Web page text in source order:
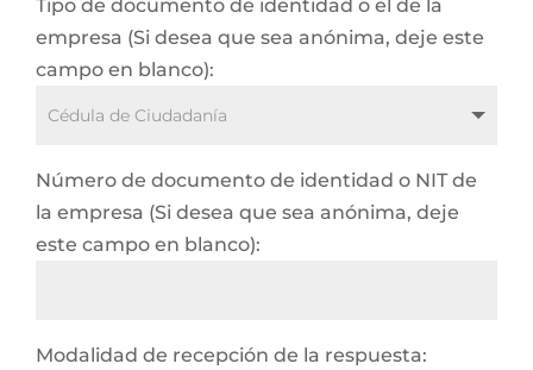
Tipo de documento de identidad o el de la
empresa (Si desea que sea anónima, deje este
campo en blanco):
Número de documento de identidad o NIT de
la empresa (Si desea que sea anónima, deje
este campo en blanco):
Modalidad de recepción de la respuesta: